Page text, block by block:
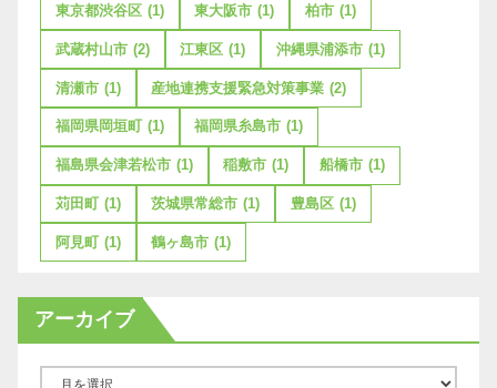
東京都渋谷区 (1) 東大阪市 (1) 柏市 (1)
武蔵村山市 (2) 江東区 (1) 沖縄県浦添市 (1)
清瀬市 (1) 産地連携支援緊急対策事業 (2)
福岡県岡垣町 (1) 福岡県糸島市 (1)
福島県会津若松市 (1) 稲敷市 (1) 船橋市 (1)
苅田町 (1) 茨城県常総市 (1) 豊島区 (1)
阿見町 (1) 鶴ヶ島市 (1)
アーカイブ